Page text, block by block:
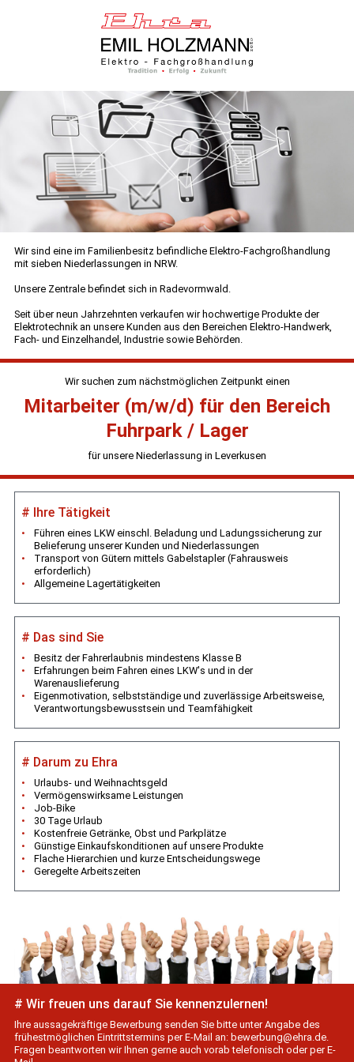
Wir sind eine im Familienbesitz befindliche Elektro-Fachgroßhandlung
mit sieben Niederlassungen in NRW.
Unsere Zentrale befindet sich in Radevormwald.
Seit über neun Jahrzehnten verkaufen wir hochwertige Produkte der
Elektrotechnik an unsere Kunden aus den Bereichen Elektro-Handwerk,
Fach- und Einzelhandel, Industrie sowie Behörden.
Wir suchen zum nächstmöglichen Zeitpunkt einen
Mitarbeiter (m/w/d) für den Bereich
Fuhrpark / Lager
für unsere Niederlassung in Leverkusen
# Ihre Tätigkeit
Führen eines LKW einschl. Beladung und Ladungssicherung zur
Belieferung unserer Kunden und Niederlassungen
Transport von Gütern mittels Gabelstapler (Fahrausweis
erforderlich)
Allgemeine Lagertätigkeiten
# Das sind Sie
Besitz der Fahrerlaubnis mindestens Klasse B
Erfahrungen beim Fahren eines LKW's und in der
Warenauslieferung
Eigenmotivation, selbstständige und zuverlässige Arbeitsweise,
Verantwortungsbewusstsein und Teamfähigkeit
# Darum zu Ehra
Urlaubs- und Weihnachtsgeld
Vermögenswirksame Leistungen
Job-Bike
30 Tage Urlaub
Kostenfreie Getränke, Obst und Parkplätze
Günstige Einkaufskonditionen auf unsere Produkte
Flache Hierarchien und kurze Entschei­dungs­wege
Geregelte Arbeitszeiten
# Wir freuen uns darauf Sie kennenzulernen!
Ihre aussagekräftige Bewerbung senden Sie bitte unter Angabe des
frühestmöglichen Eintrittstermins per E-Mail an: bewerbung@ehra.de.
Fragen beantworten wir Ihnen gerne auch vorab telefonisch oder per E-